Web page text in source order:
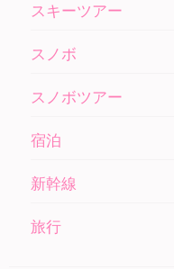
スキーツアー
スノボ
スノボツアー
宿泊
新幹線
旅行